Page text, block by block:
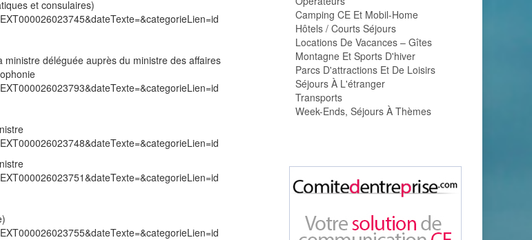
et consulaires)
déléguée auprès du ministre des affaires
Camping CE Et Mobil-Home
Hôtels / Courts Séjours
Locations De Vacances – Gîtes
Montagne Et Sports D'hiver
Parcs D'attractions Et De Loisirs
Séjours À L'étranger
Transports
Week-Ends, Séjours À Thèmes